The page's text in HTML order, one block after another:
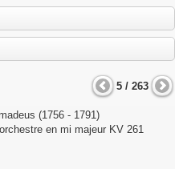
5 / 263
(1756 - 1791)
en mi majeur KV 261